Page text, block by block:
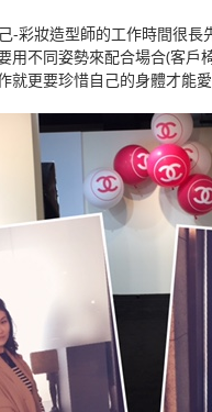
-彩妝造型師的工作時間很
用不同姿勢來配合場合(客戶
就更要珍惜自己的身體才能